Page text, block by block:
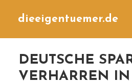
dieeigentuemer.de
DEUTSCHE
VERHARREN IN